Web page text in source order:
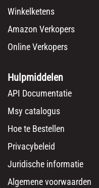
Winkelketens
Amazon Verkopers
Online Verkopers
Hulpmiddelen
API Documentatie
Msy catalogus
Hoe te Bestellen
Privacybeleid
Juridische informatie
Algemene voorwaarden